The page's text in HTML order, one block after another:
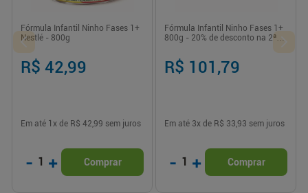
Fórmula Infantil Ninho Fases 1+
Nestlé - 800g
R$ 42,99
Em até 1 x de R$ 42,99 sem juros
- 1 + Comprar
Fórmula Infantil Ninho Fases 1+
800g - 20% de desconto na 2ª
R$ 101,79
Em até 3x de R$ 33,93 sem juros
- 1 + Comprar